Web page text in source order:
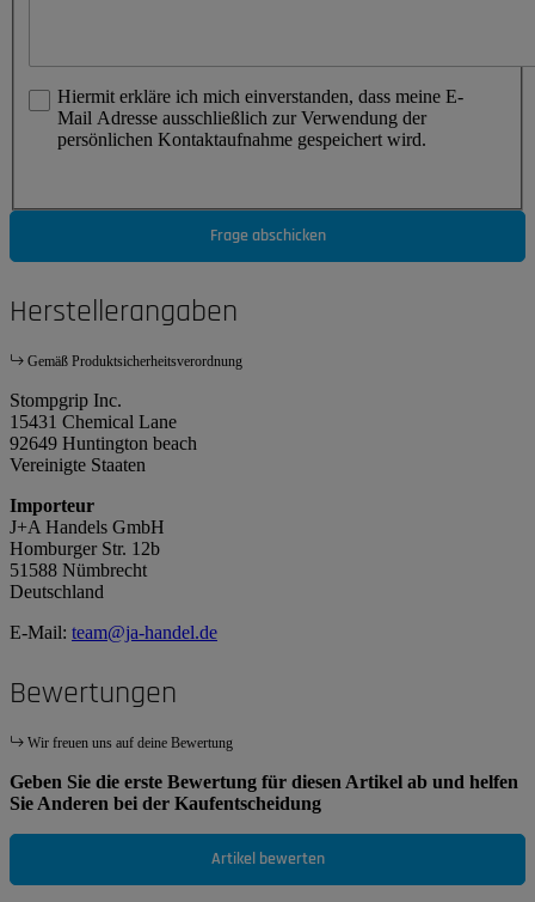
Hiermit erkläre ich mich einverstanden, dass meine E-
Mail Adresse ausschließlich zur Verwendung der
persönlichen Kontaktaufnahme gespeichert wird.
Frage abschicken
Herstellerangaben
Gemäß Produktsicherheitsverordnung
Stompgrip Inc.
15431 Chemical Lane
92649 Huntington beach
Vereinigte Staaten
Importeur
J+A Handels GmbH
Homburger Str. 12b
51588 Nümbrecht
Deutschland
E-Mail: team@ja-handel.de
Bewertungen
Wir freuen uns auf deine Bewertung
Geben Sie die erste Bewertung für diesen Artikel ab und helfen
Sie Anderen bei der Kaufentscheidung
Artikel bewerten